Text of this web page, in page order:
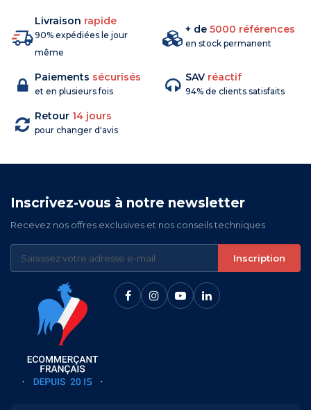
Livraison rapide
90% expédiées le jour
même
+ de 5000 références
en stock permanent
Paiements sécurisés
et en plusieurs fois
SAV réactif
94% de clients satisfaits
Retour 14 jours
pour changer d'avis
Inscrivez-vous à notre newsletter
Recevez nos offres exclusives et nos conseils techniques
Inscription